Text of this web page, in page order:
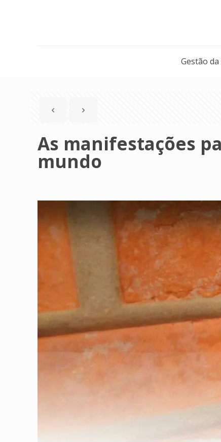
Gestão
As manifestações
mundo